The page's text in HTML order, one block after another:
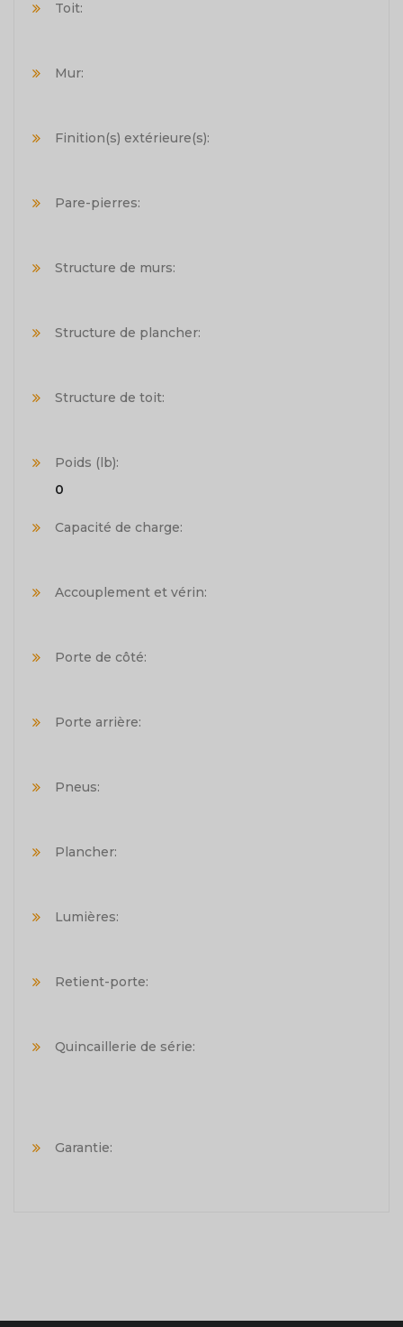
Toit:
Mur:
Finition(s) extérieure(s):
Pare-pierres:
Structure de murs:
Structure de plancher:
Structure de toit:
Poids (lb):
0
Capacité de charge:
Accouplement et vérin:
Porte de côté:
Porte arrière:
Pneus:
Plancher:
Lumières:
Retient-porte:
Quincaillerie de série:
Garantie: